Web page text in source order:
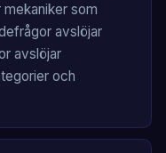
som
avslöjar
avslöjar
och